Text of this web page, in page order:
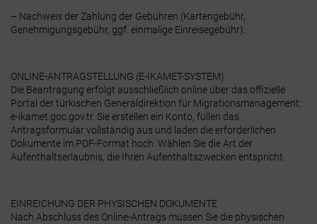
– Nachweis der Zahlung der Gebühren (Kartengebühr,
Genehmigungsgebühr, ggf. einmalige Einreisegebühr).
ONLINE-ANTRAGSTELLUNG (E-İKAMET-SYSTEM)
Die Beantragung erfolgt ausschließlich online über das offizielle
Portal der türkischen Generaldirektion für Migrationsmanagement:
e-ikamet.goc.gov.tr. Sie erstellen ein Konto, füllen das
Antragsformular vollständig aus und laden die erforderlichen
Dokumente im PDF-Format hoch. Wählen Sie die Art der
Aufenthaltserlaubnis, die Ihren Aufenthaltszwecken entspricht.
EINREICHUNG DER PHYSISCHEN DOKUMENTE
Nach Abschluss des Online-Antrags müssen Sie die physischen